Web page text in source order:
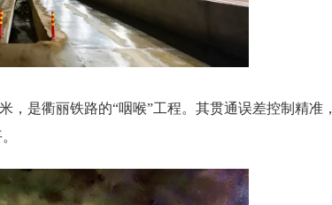
，是衢丽铁路的“咽喉”工程。其贯通误差控制精准，